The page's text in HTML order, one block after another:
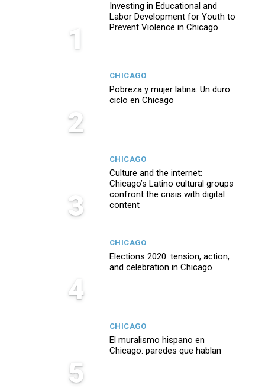
1
Investing in Educational and
Labor Development for Youth to
Prevent Violence in Chicago
2
CHICAGO
Pobreza y mujer latina: Un duro
ciclo en Chicago
3
CHICAGO
Culture and the internet:
Chicago’s Latino cultural groups
confront the crisis with digital
content
4
CHICAGO
Elections 2020: tension, action,
and celebration in Chicago
5
CHICAGO
El muralismo hispano en
Chicago: paredes que hablan